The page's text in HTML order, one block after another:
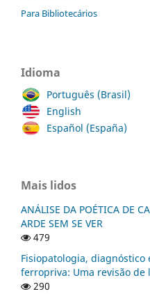
Para Bibliotecários
Idioma
Português (Brasil)
English
Español (España)
Mais lidos
ANÁLISE DA POÉTICA DE
ARDE SEM SE VER
479
Fisiopatologia,
ferropriva: Uma revisão de
290